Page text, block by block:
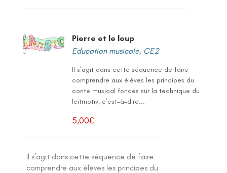
Pierre et le loup
Education musicale, CE2
Il s’agit dans cette séquence de faire
comprendre aux élèves les principes du
conte musical fondés sur la technique du
leitmotiv, c’est-à-dire...
5,00€
Il s’agit dans cette séquence de faire
comprendre aux élèves les principes du